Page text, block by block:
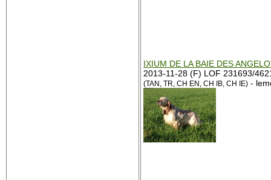
IXIUM DE LA BAIE DES
2013-11-28 (F) LOF 231693/
(TAN, TR, CH EN, CH IB, CH IE) -